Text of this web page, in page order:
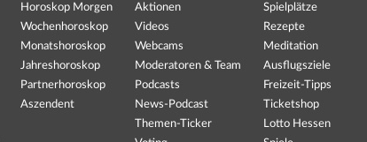
Horoskop Morgen
Wochenhoroskop
Monatshoroskop
Jahreshoroskop
Partnerhoroskop
Aszendent
Aktionen
Videos
Webcams
Moderatoren & Team
Podcasts
News-Podcast
Themen-Ticker
Spielplätze
Rezepte
Meditation
Ausflugsziele
Freizeit-Tipps
Ticketshop
Lotto Hessen